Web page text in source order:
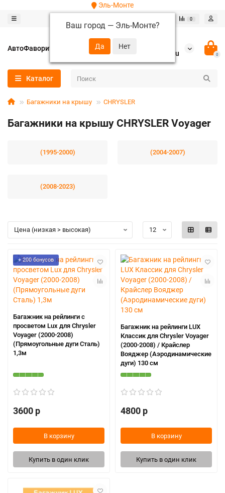
Эль-Монте
Ваш город — Эль-Монте?
0
АвтоФаворит
+7 (952) 288-64-62
autofavorit-spb@yandex.ru
0
Каталог
Багажники на крышу CHRYSLER
Багажники на крышу CHRYSLER Voyager
(1995-2000) (2004-2007)
(2008-2023)
+ 200 бонусов
Багажник на рейлинги с
просветом Lux для Chrysler
Voyager (2000-2008)
(Прямоугольные дуги Сталь)
1,3м
3600 р
В корзину
Купить в один клик
Багажник на рейлинги LUX
Классик для Chrysler Voyager
(2000-2008) / Крайслер
Вояджер (Аэродинамические
дуги) 130 см
4800 р
В корзину
Купить в один клик